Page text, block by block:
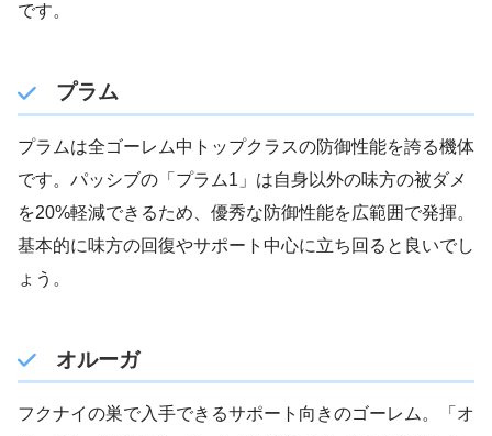
です。
プラム
プラムは全ゴーレム中トップクラスの防御性能を誇る機体
です。パッシブの「プラム1」は自身以外の味方の被ダメ
を20%軽減できるため、優秀な防御性能を広範囲で発揮。
基本的に味方の回復やサポート中心に立ち回ると良いでし
ょう。
オルーガ
フクナイの巣で入手できるサポート向きのゴーレム。「オ